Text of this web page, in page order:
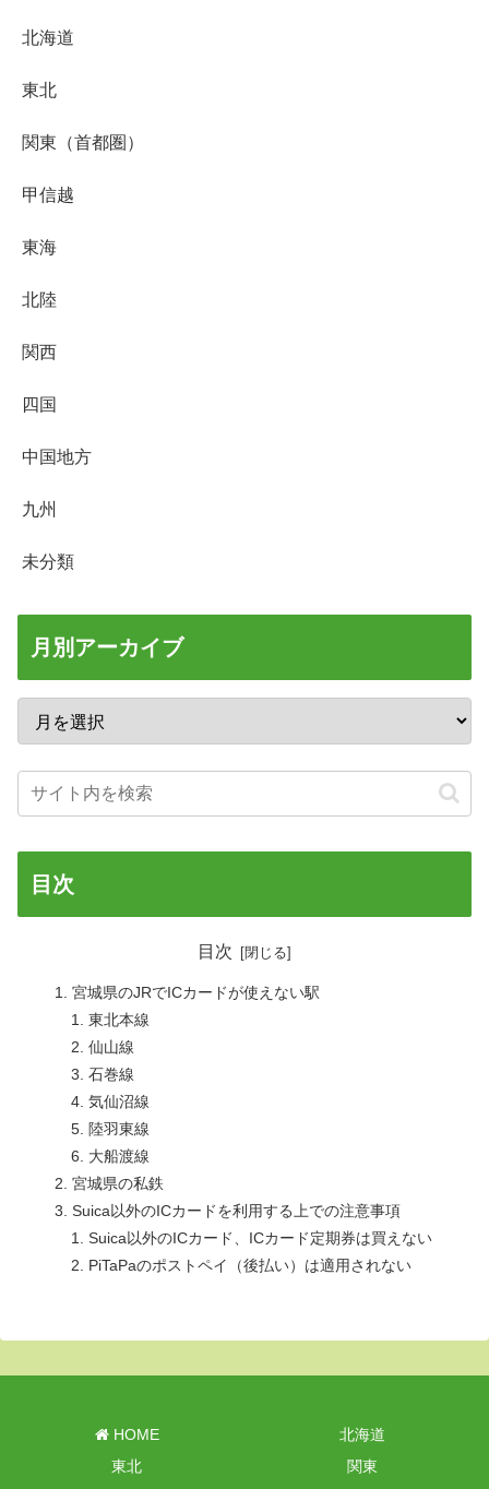
北海道
東北
関東（首都圏）
甲信越
東海
北陸
関西
四国
中国地方
九州
未分類
月別アーカイブ
目次
目次
宮城県のJRでICカードが使えない駅
東北本線
仙山線
石巻線
気仙沼線
陸羽東線
大船渡線
宮城県の私鉄
Suica以外のICカードを利用する上での注意事項
Suica以外のICカード、ICカード定期券は買えない
PiTaPaのポストペイ（後払い）は適用されない
HOME
北海道
東北
関東